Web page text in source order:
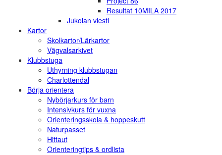
Resultat 10MILA 2017
Jukolan viesti
Kartor
Skolkartor/Lärkartor
Vägvalsarkivet
Klubbstuga
Uthyrning klubbstugan
Charlottendal
Börja orientera
Nybörjarkurs för barn
Intensivkurs för vuxna
Orienteringsskola & hoppeskutt
Naturpasset
Hittaut
Orienteringtips & ordlista